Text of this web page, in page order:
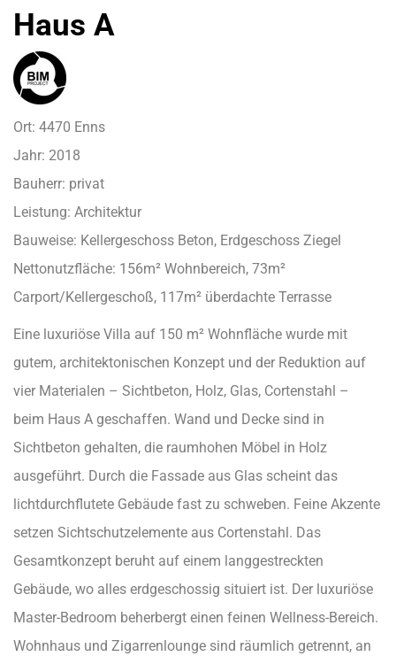
Haus A
Ort: 4470 Enns
Jahr: 2018
Bauherr: privat
Leistung: Architektur
Bauweise: Kellergeschoss Beton, Erdgeschoss Ziegel
Nettonutzfläche: 156m² Wohnbereich, 73m²
Carport/Kellergeschoß, 117m² überdachte Terrasse
Eine luxuriöse Villa auf 150 m² Wohnfläche wurde mit
gutem, architektonischen Konzept und der Reduktion auf
vier Materialen – Sichtbeton, Holz, Glas, Cortenstahl –
beim Haus A geschaffen. Wand und Decke sind in
Sichtbeton gehalten, die raumhohen Möbel in Holz
ausgeführt. Durch die Fassade aus Glas scheint das
lichtdurchflutete Gebäude fast zu schweben. Feine Akzente
setzen Sichtschutzelemente aus Cortenstahl. Das
Gesamtkonzept beruht auf einem langgestreckten
Gebäude, wo alles erdgeschossig situiert ist. Der luxuriöse
Master-Bedroom beherbergt einen feinen Wellness-Bereich.
Wohnhaus und Zigarrenlounge sind räumlich getrennt, an